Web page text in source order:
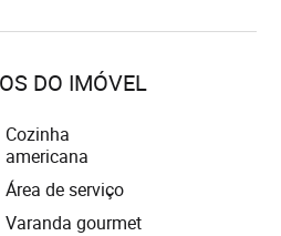
DO IMÓVEL
Cozinha
americana
Área de serviço
Varanda gourmet